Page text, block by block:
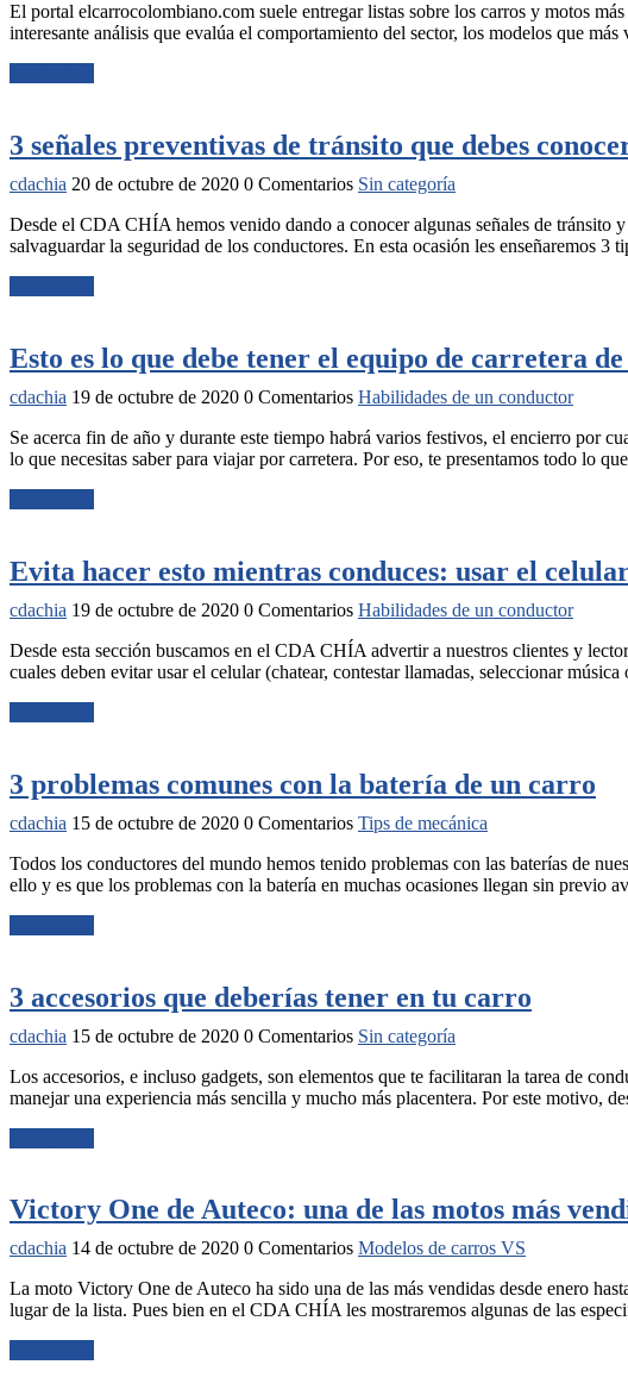
El portal elcarrocolombiano.com suele entregar listas sobre los carros y motos
interesante análisis que evalúa el comportamiento del sector, los modelos que
3 señales preventivas de tránsito que debes
cdachia 20 de octubre de 2020 0 Comentarios Sin categoría
Desde el CDA CHÍA hemos venido dando a conocer algunas señales de tránsito
salvaguardar la seguridad de los conductores. En esta ocasión les enseñaremos
Esto es lo que debe tener el equipo de carretera
cdachia 19 de octubre de 2020 0 Comentarios Habilidades de un conductor
Se acerca fin de año y durante este tiempo habrá varios festivos, el encierro por
lo que necesitas saber para viajar por carretera. Por eso, te presentamos todo lo
Evita hacer esto mientras conduces: usar el
cdachia 19 de octubre de 2020 0 Comentarios Habilidades de un conductor
Desde esta sección buscamos en el CDA CHÍA advertir a nuestros clientes y
cuales deben evitar usar el celular (chatear, contestar llamadas, seleccionar
3 problemas comunes con la batería de un carro
cdachia 15 de octubre de 2020 0 Comentarios Tips de mecánica
Todos los conductores del mundo hemos tenido problemas con las baterías de
ello y es que los problemas con la batería en muchas ocasiones llegan sin previo
3 accesorios que deberías tener en tu carro
cdachia 15 de octubre de 2020 0 Comentarios Sin categoría
Los accesorios, e incluso gadgets, son elementos que te facilitaran la tarea de
manejar una experiencia más sencilla y mucho más placentera. Por este motivo,
Victory One de Auteco: una de las motos más
cdachia 14 de octubre de 2020 0 Comentarios Modelos de carros VS
La moto Victory One de Auteco ha sido una de las más vendidas desde enero
lugar de la lista. Pues bien en el CDA CHÍA les mostraremos algunas de las